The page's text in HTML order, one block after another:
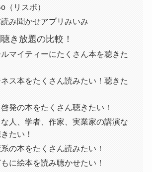
（リスボ）
み聞かせアプリみいみ
き放題の比較！
マイティーにたくさん本を聴きた
ネス本をたくさん読みたい！聴きた
発の本をたくさん聴きたい！
人、学者、作家、実業家の講演な
たい！
の本をたくさん読みたい！
に絵本を読み聴かせたい！